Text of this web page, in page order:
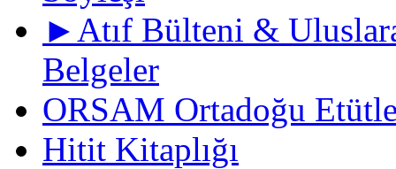
►Atıf Bülteni &
Belgeler
ORSAM Ortadoğu
Hitit Kitaplığı